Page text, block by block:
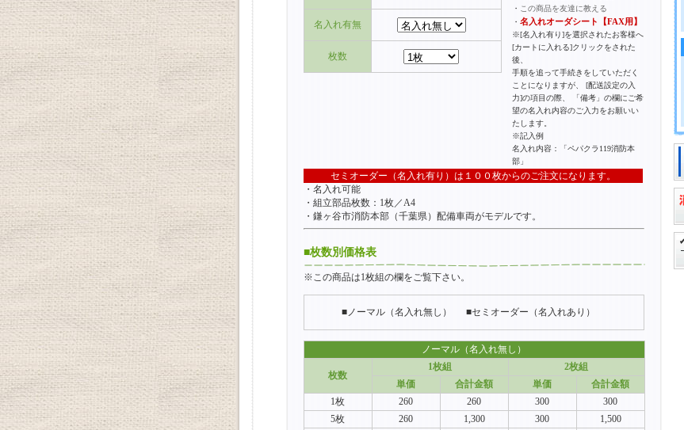
名入れ有無
枚数
・ この商品を友達に教える
・ 名入れオーダシート【FAX用】
※[名入れ有り]を選択されたお客様へ
[カートに入れる]クリックをされた
後、
手順を追って手続きをしていただく
ことになりますが、 [配送設定の入
力]の項目の際、 「備考」の欄にご希
望の名入れ内容のご入力をお願いい
たします。
※記入例
名入れ内容：「ペパクラ119消防本
部」
セミオーダー（名入れ有り）は１００枚からのご注文になります。
・名入れ可能
・組立部品枚数：1枚／A4
・鎌ヶ谷市消防本部（千葉県）配備車両がモデルです。
■枚数別価格表
※この商品は1枚組の欄をご覧下さい。
■ノーマル（名入れ無し） ■セミオーダー（名入れあり）
ノーマル（名入れ無し）
枚数
1枚組
2枚組
単価
合計金額 単価
合計金額
1枚
260 260 300
300
5枚
260 1,300 300
1,500